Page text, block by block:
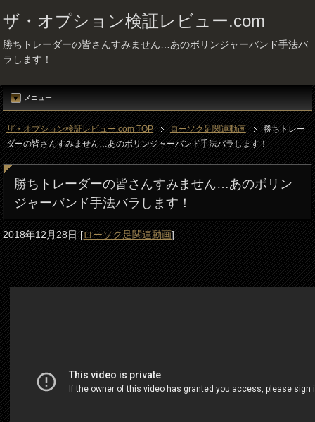
ザ・オプション検証レビュー.com
勝ちトレーダーの皆さんすみません…あのボリンジャーバンド手法バ
ラします！
メニュー
ザ・オプション検証レビュー.com TOP ローソク足関連動画
勝ちトレー
ダーの皆さんすみません…あのボリンジャーバンド手法バラします！
勝ちトレーダーの皆さんすみません…あのボリン
ジャーバンド手法バラします！
2018年12月28日[ローソク足関連動画]